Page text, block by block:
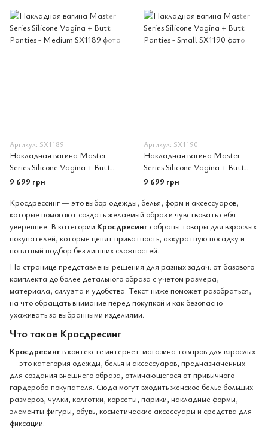
Артикул: SX1189
Накладная вагина Master
Series Silicone Vagina + Butt
Panties - Medium
9 699 грн
Артикул: SX1190
Накладная вагина Master
Series Silicone Vagina + Butt
Panties - Small
9 699 грн
Кросдрессинг — это выбор одежды, белья, форм и аксессуаров,
которые помогают создать желаемый образ и чувствовать себя
увереннее. В категории Кросдресинг собраны товары для взрослых
покупателей, которые ценят приватность, аккуратную посадку и
понятный подбор без лишних сложностей.
На странице представлены решения для разных задач: от базового
комплекта до более детального образа с учетом размера,
материала, силуэта и удобства. Текст ниже поможет разобраться,
на что обращать внимание перед покупкой и как безопасно
ухаживать за выбранными изделиями.
Что такое Кросдресинг
Кросдресинг в контексте интернет-магазина товаров для взрослых
— это категория одежды, белья и аксессуаров, предназначенных
для создания внешнего образа, отличающегося от привычного
гардероба покупателя. Сюда могут входить женское бельё больших
размеров, чулки, колготки, корсеты, парики, накладные формы,
элементы фигуры, обувь, косметические аксессуары и средства для
фиксации.